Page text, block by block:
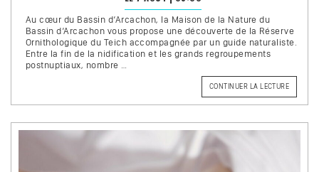
Au cœur du Bassin d’Arcachon, la Maison de la Nature du
Bassin d’Arcachon vous propose une découverte de la Réserve
Ornithologique du Teich accompagnée par un guide naturaliste.
Entre la fin de la nidification et les grands regroupements
postnuptiaux, nombre …
CONTINUER LA LECTUREDE